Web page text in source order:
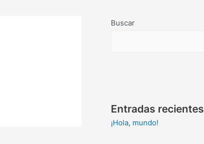
Buscar
Entradas recientes
¡Hola, mundo!